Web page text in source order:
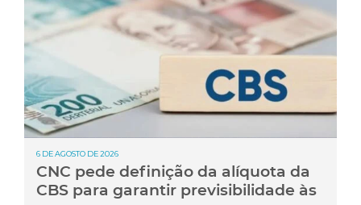
6 DE AGOSTO DE 2026
CNC pede definição da alíquota da
CBS para garantir previsibilidade às